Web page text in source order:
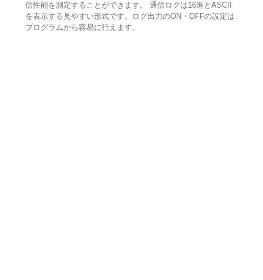
信性能を測定することができます。 通信ログは16進とASCII
を表示する見やすい形式です。ログ出力のON・OFFの設定は
プログラムから容易に行えます。